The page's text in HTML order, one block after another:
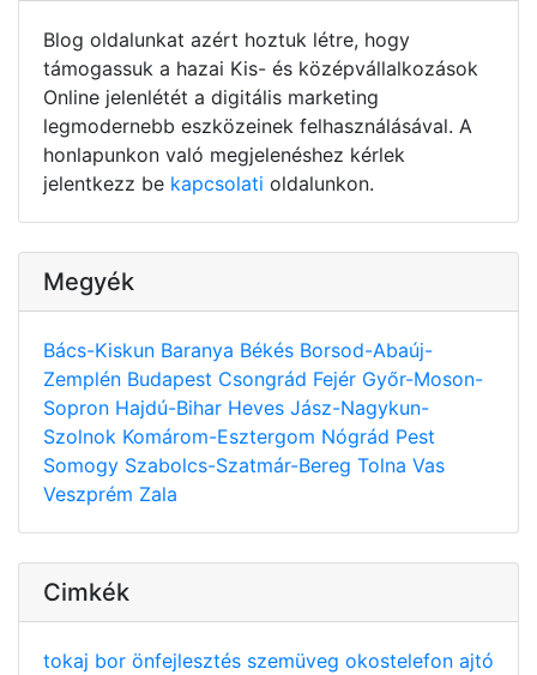
Blog oldalunkat azért hoztuk létre, hogy
támogassuk a hazai Kis- és középvállalkozások
Online jelenlétét a digitális marketing
legmodernebb eszközeinek felhasználásával. A
honlapunkon való megjelenéshez kérlek
jelentkezz be kapcsolati oldalunkon.
Megyék
Bács-Kiskun Baranya Békés Borsod-Abaúj-
Zemplén Budapest Csongrád Fejér Győr-Moson-
Sopron Hajdú-Bihar Heves Jász-Nagykun-
Szolnok Komárom-Esztergom Nógrád Pest
Somogy Szabolcs-Szatmár-Bereg Tolna Vas
Veszprém Zala
Cimkék
tokaj bor önfejlesztés szemüveg okostelefon ajtó